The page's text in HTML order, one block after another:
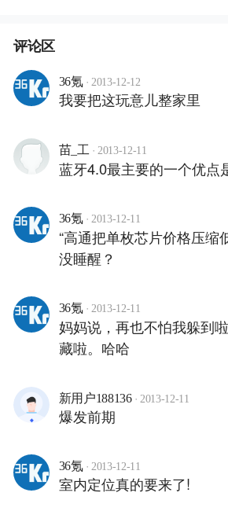
评论区
36氪 · 2013-12-12
我要把这玩意儿整家里
苗_工 · 2013-12-11
蓝牙4.0最主要的一个优点
36氪 · 2013-12-11
“高通把单枚芯片价格压缩
没睡醒？
36氪 · 2013-12-11
妈妈说，再也不怕我躲到
藏啦。哈哈
新用户188136 · 2013-12-11
爆发前期
36氪 · 2013-12-11
室内定位真的要来了!